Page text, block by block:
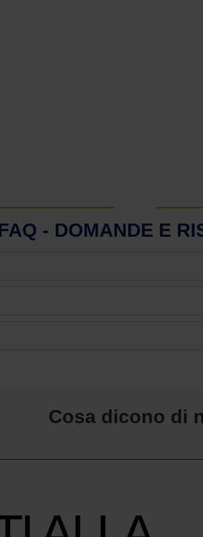
- DOMANDE E
Cosa dicono di